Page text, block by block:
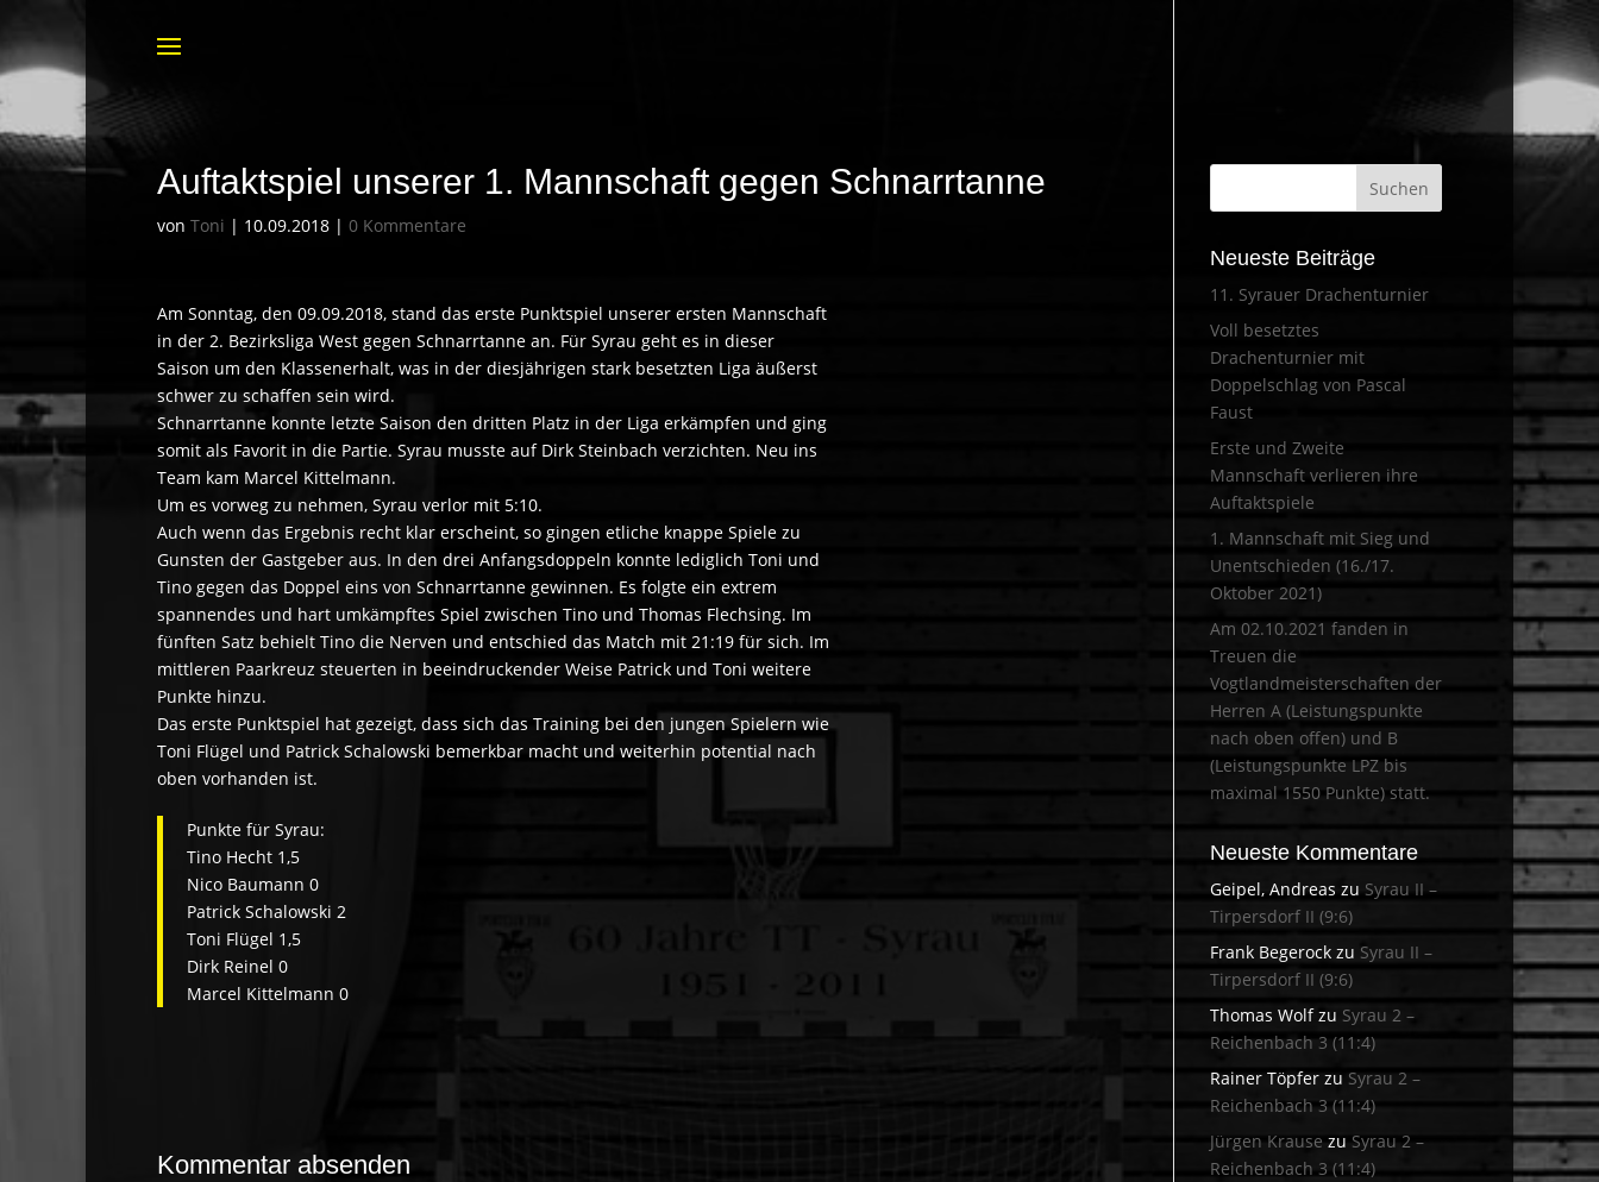
Auftaktspiel unserer 1. Mannschaft gegen Schnarrtanne
von Toni | 10.09.2018 | 0 Kommentare
Am Sonntag, den 09.09.2018, stand das erste Punktspiel unserer ersten Mannschaft
in der 2. Bezirksliga West gegen Schnarrtanne an. Für Syrau geht es in dieser
Saison um den Klassenerhalt, was in der diesjährigen stark besetzten Liga äußerst
schwer zu schaffen sein wird.
Schnarrtanne konnte letzte Saison den dritten Platz in der Liga erkämpfen und ging
somit als Favorit in die Partie. Syrau musste auf Dirk Steinbach verzichten. Neu ins
Team kam Marcel Kittelmann.
Um es vorweg zu nehmen, Syrau verlor mit 5:10.
Auch wenn das Ergebnis recht klar erscheint, so gingen etliche knappe Spiele zu
Gunsten der Gastgeber aus. In den drei Anfangsdoppeln konnte lediglich Toni und
Tino gegen das Doppel eins von Schnarrtanne gewinnen. Es folgte ein extrem
spannendes und hart umkämpftes Spiel zwischen Tino und Thomas Flechsing. Im
fünften Satz behielt Tino die Nerven und entschied das Match mit 21:19 für sich. Im
mittleren Paarkreuz steuerten in beeindruckender Weise Patrick und Toni weitere
Punkte hinzu.
Das erste Punktspiel hat gezeigt, dass sich das Training bei den jungen Spielern wie
Toni Flügel und Patrick Schalowski bemerkbar macht und weiterhin potential nach
oben vorhanden ist.
Punkte für Syrau:
Tino Hecht 1,5
Nico Baumann 0
Patrick Schalowski 2
Toni Flügel 1,5
Dirk Reinel 0
Marcel Kittelmann 0
Kommentar absenden
Neueste Beiträge
11. Syrauer Drachenturnier
Voll besetztes
Drachenturnier mit
Doppelschlag von Pascal
Faust
Erste und Zweite
Mannschaft verlieren ihre
Auftaktspiele
1. Mannschaft mit Sieg und
Unentschieden (16./17.
Oktober 2021)
Am 02.10.2021 fanden in
Treuen die
Vogtlandmeisterschaften der
Herren A (Leistungspunkte
nach oben offen) und B
(Leistungspunkte LPZ bis
maximal 1550 Punkte) statt.
Neueste Kommentare
Geipel, Andreas zu Syrau II –
Tirpersdorf II (9:6)
Frank Begerockzu Syrau II –
Tirpersdorf II (9:6)
Thomas Wolfzu Syrau 2 –
Reichenbach 3 (11:4)
Rainer Töpferzu Syrau 2 –
Reichenbach 3 (11:4)
Jürgen Krause zu Syrau 2 –
Reichenbach 3 (11:4)